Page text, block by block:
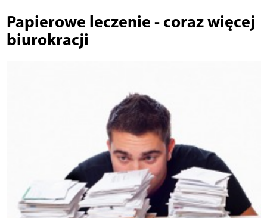
Papierowe leczenie - coraz więcej
biurokracji